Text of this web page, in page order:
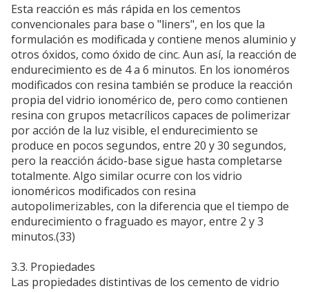
Esta reacción es más rápida en los cementos
convencionales para base o "liners", en los que la
formulación es modificada y contiene menos aluminio y
otros óxidos, como óxido de cinc. Aun así, la reacción de
endurecimiento es de 4 a 6 minutos. En los ionoméros
modificados con resina también se produce la reacción
propia del vidrio ionomérico de, pero como contienen
resina con grupos metacrílicos capaces de polimerizar
por acción de la luz visible, el endurecimiento se
produce en pocos segundos, entre 20 y 30 segundos,
pero la reacción ácido-base sigue hasta completarse
totalmente. Algo similar ocurre con los vidrio
ionoméricos modificados con resina
autopolimerizables, con la diferencia que el tiempo de
endurecimiento o fraguado es mayor, entre 2 y 3
minutos.(33)
3.3. Propiedades
Las propiedades distintivas de los cemento de vidrio